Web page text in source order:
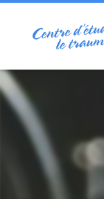
Skip
content